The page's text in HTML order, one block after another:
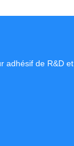
adhésif de R&D et